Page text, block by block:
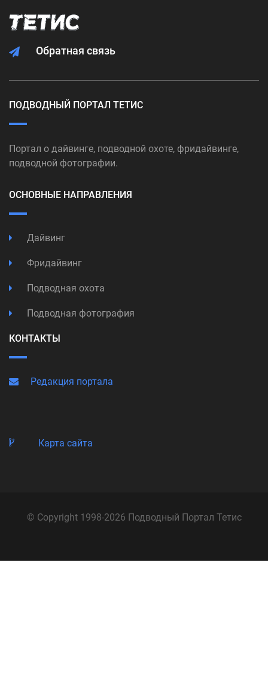
Обратная связь
ПОДВОДНЫЙ ПОРТАЛ ТЕТИС
Портал о дайвинге, подводной охоте, фридайвинге,
подводной фотографии.
ОСНОВНЫЕ НАПРАВЛЕНИЯ
Дайвинг
Фридайвинг
Подводная охота
Подводная фотография
КОНТАКТЫ
Редакция портала
Карта сайта
© Copyright 1998-2026 Подводный Портал Тетис